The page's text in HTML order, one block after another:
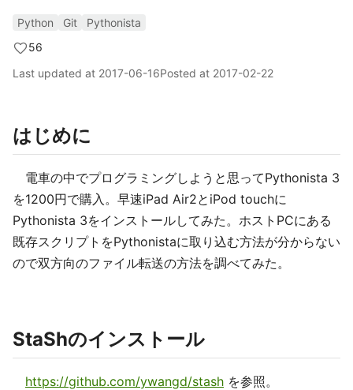
Python Git
Pythonista
56
Last updated at 2017-06-16Posted at 2017-02-22
はじめに
電車の中でプログラミングしようと思ってPythonista 3
を1200円で購入。早速iPad Air2とiPod touchに
Pythonista 3をインストールしてみた。ホストPCにある
既存スクリプトをPythonistaに取り込む方法が分からない
ので双方向のファイル転送の方法を調べてみた。
StaShのインストール
https://github.com/ywangd/stash を参照。